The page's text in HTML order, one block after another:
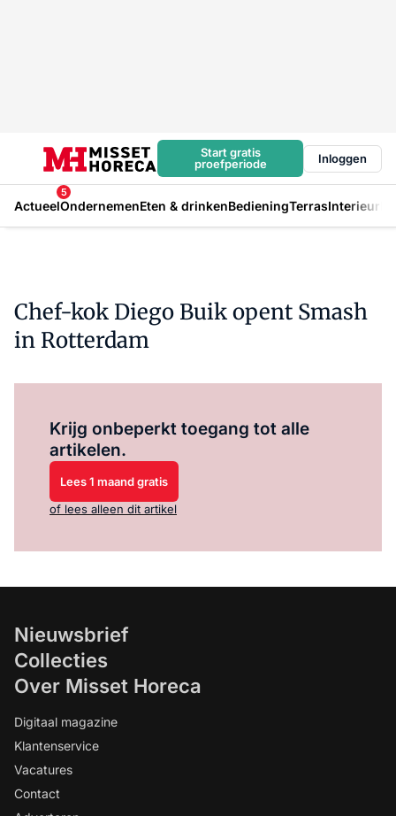
Start gratis
proefperiode
Inloggen
Actueel
5
OndernemenEten & drinkenBedieningTerrasInterieur
Chef-kok Diego Buik opent Smash
in Rotterdam
Krijg onbeperkt toegang tot alle
artikelen.
Lees 1 maand gratis
of lees alleen dit artikel
Nieuwsbrief
Collecties
Over Misset Horeca
Digitaal magazine
Klantenservice
Vacatures
Contact